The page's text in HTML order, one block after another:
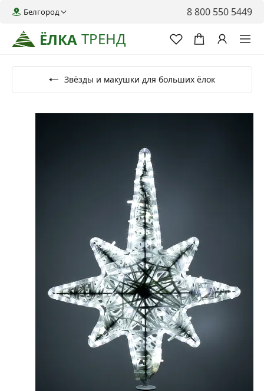
ЁЛКА ТРЕНД
Белгород 8 800 550 5449
Звёзды и макушки для больших ёлок